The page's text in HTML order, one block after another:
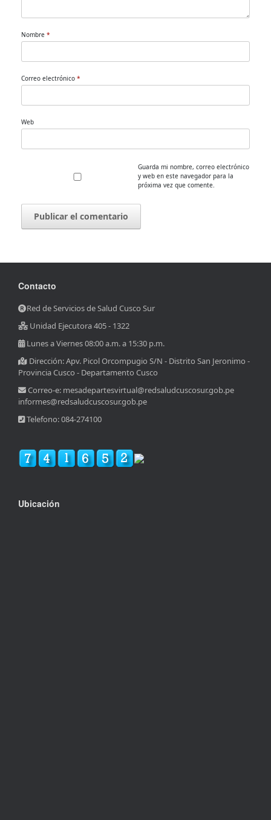
Nombre *
Correo electrónico *
Web
Guarda mi nombre, correo electrónico
y web en este navegador para la
próxima vez que comente.
Contacto
Red de Servicios de Salud Cusco Sur
Unidad Ejecutora 405 - 1322
Lunes a Viernes 08:00 a.m. a 15:30 p.m.
Dirección: Apv. Picol Orcompugio S/N - Distrito San Jeronimo -
Provincia Cusco - Departamento Cusco
Correo-e: mesadepartesvirtual@redsaludcuscosur.gob.pe
informes@redsaludcuscosur.gob.pe
Telefono: 084-274100
Ubicación